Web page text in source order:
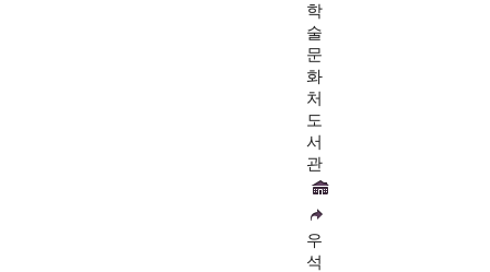
학
술
문
화
처
도
서
관
우
석